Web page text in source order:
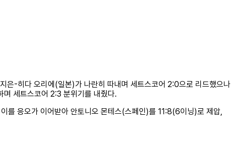
은-히다 오리에(일본)가 나란히 따내며 세트스코어 2:0으로 리드했으나
세트스코어 2:3 분위기를 내줬다.
를 응오가 이어받아 안토니오 몬테스(스페인)를 11:8(6이닝)로 제압,